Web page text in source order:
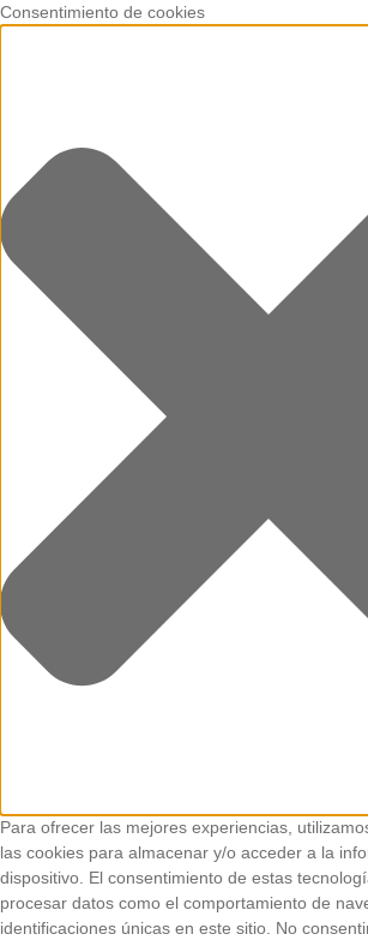
Consentimiento de cookies
Para ofrecer las mejores experiencias,
las cookies para almacenar y/o acceder a la
dispositivo. El consentimiento de estas
procesar datos como el comportamiento de
identificaciones únicas en este sitio. No